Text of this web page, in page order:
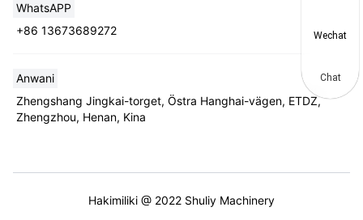
WhatsAPP
+86 13673689272
Anwani
Zhengshang Jingkai-torget, Östra Hanghai-vägen, ETDZ,
Zhengzhou, Henan, Kina
Hakimiliki @ 2022 Shuliy Machinery
Wechat
Chat